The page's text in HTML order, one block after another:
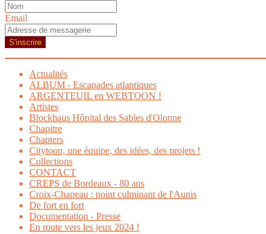
Email
S'inscrire
Actualités
ALBUM - Escapades atlantiques
ARGENTEUIL en WEBTOON !
Artistes
Blockhaus Hôpital des Sables d'Olonne
Chapitre
Chapters
Citytoon, une équipe, des idées, des projets !
Collections
CONTACT
CREPS de Bordeaux - 80 ans
Croix-Chapeau : point culminant de l'Aunis
De fort en fort
Documentation - Presse
En route vers les jeux 2024 !